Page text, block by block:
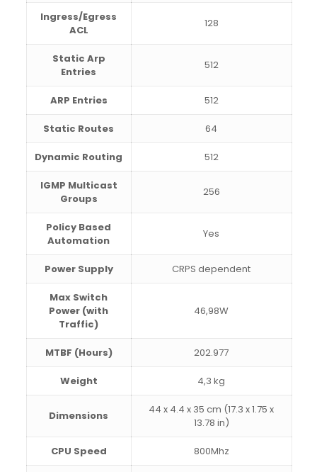
Ingress/Egress
ACL
128
Static Arp
Entries
512
ARP Entries 512
Static Routes 64
Dynamic Routing 512
IGMP Multicast
Groups
256
Policy Based
Automation
Yes
Power Supply CRPS dependent
Max Switch
Power (with
Traffic)
46,98W
MTBF (Hours) 202.977
Weight 4,3 kg
Dimensions
44 x 4.4 x 35 cm (17.3 x 1.75 x
13.78 in)
CPU Speed 800Mhz